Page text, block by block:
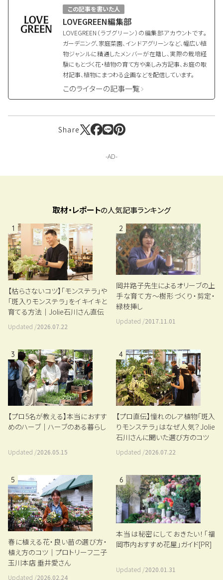
この記事を書いた人
LOVEGREEN編集部
LOVEGREEN（ラブグリーン）の編集部アカウントです。
ガーデニング、家庭菜園、インドアグリーンなど、幅広い植
物ジャンルに精通したメンバーが在籍し、実際の栽培経
験にもとづく花・植物の育て方や楽しみ方記事、お庭の取
材記事、植物にまつわる企画などを配信しています。
このライターの記事一覧
Share
取材・レポートの人気記事ランキング
1
【枯らさないコツ】「モンステラ」や
「斑入りモンステラ」をイキイキと
育てる方法｜Jolie石川さん直伝
Updated /2026.07.22
2
岡井路子先生によるオリーブの上
手な育て方～樹形づくり・剪定・
緑枝挿し
Updated /2017.11.01
3
【プロ5名が教える】本当におすす
めのハーブ｜ハーブのある暮らし
Updated /2026.05.15
4
【プロ直伝】憧れのレア植物「斑入
りモンステラ」はなぜ人気？Jolie
石川さんに聞いた選び方のコツ
Updated /2026.07.22
5
春に植える花・良い苗の選び方・
植え方のコツ｜プロトリーフ二子
玉川本店 垂井愛さん
Updated /2026.02.24
6
本当は秘密にしておきたい！「福
岡市内おすすめ花屋」ガイド[PR]
Updated /2020.01.31